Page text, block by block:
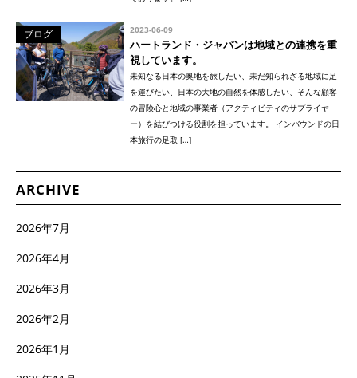
ブログ 2023-06-09
ハートランド・ジャパンは地域との連携を重
視しています。
未知なる日本の奥地を旅したい、未だ知られざる地域に足
を運びたい、日本の大地の自然を体感したい、そんな顧客
の冒険心と地域の事業者（アクティビティのサプライヤ
ー）を結びつける役割を担っています。 インバウンドの日
本旅行の足取 […]
ARCHIVE
2026年7月
2026年4月
2026年3月
2026年2月
2026年1月